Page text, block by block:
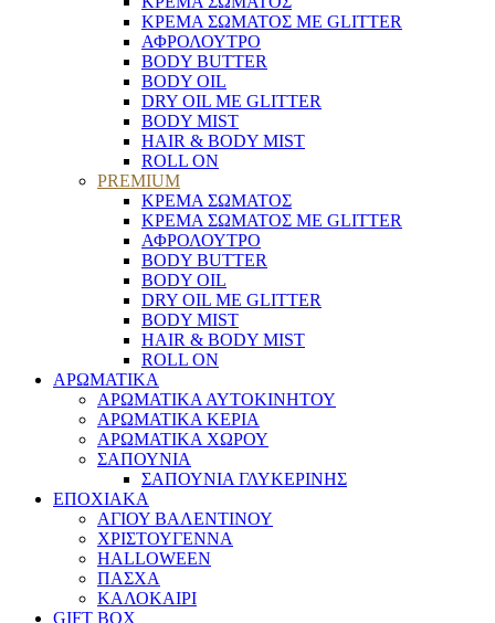
ΚΡΕΜΑ ΣΩΜΑΤΟΣ ΜΕ GLITTER
ΑΦΡΟΛΟΥΤΡΟ
BODY BUTTER
BODY OIL
DRY OIL ΜΕ GLITTER
BODY MIST
HAIR & BODY MIST
ROLL ON
PREMIUM
ΚΡΕΜΑ ΣΩΜΑΤΟΣ
ΚΡΕΜΑ ΣΩΜΑΤΟΣ ΜΕ GLITTER
ΑΦΡΟΛΟΥΤΡΟ
BODY BUTTER
BODY OIL
DRY OIL ΜΕ GLITTER
BODY MIST
HAIR & BODY MIST
ROLL ON
ΑΡΩΜΑΤΙΚΑ
ΑΡΩΜΑΤΙΚΑ ΑΥΤΟΚΙΝΗΤΟΥ
ΑΡΩΜΑΤΙΚΑ ΚΕΡΙΑ
ΑΡΩΜΑΤΙΚΑ ΧΩΡΟΥ
ΣΑΠΟΥΝΙΑ
ΣΑΠΟΥΝΙΑ ΓΛΥΚΕΡΙΝΗΣ
ΕΠΟΧΙΑΚΑ
ΑΓΙΟΥ ΒΑΛΕΝΤΙΝΟΥ
ΧΡΙΣΤΟΥΓΕΝΝΑ
HALLOWEEN
ΠΑΣΧΑ
ΚΑΛΟΚΑΙΡΙ
GIFT BOX